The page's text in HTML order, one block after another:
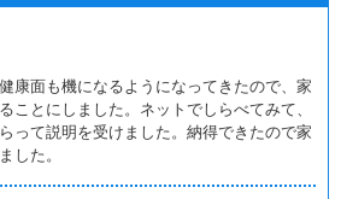
康面も機になるようになってきたので、家
ことにしました。ネットでしらべてみて、
って説明を受けました。納得できたので家
した。